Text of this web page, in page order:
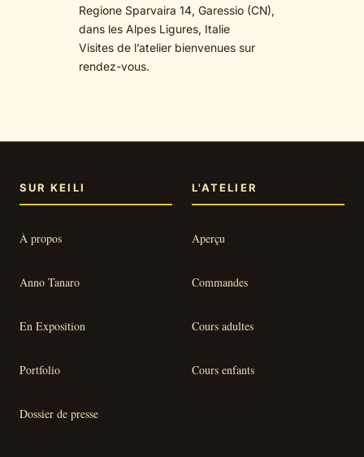
Regione Sparvaira 14, Garessio (CN),
dans les Alpes Ligures, Italie
Visites de l’atelier bienvenues sur
rendez-vous.
SUR KEILI
À propos
Anno Tanaro
En Exposition
Portfolio
Dossier de presse
L'ATELIER
Aperçu
Commandes
Cours adultes
Cours enfants